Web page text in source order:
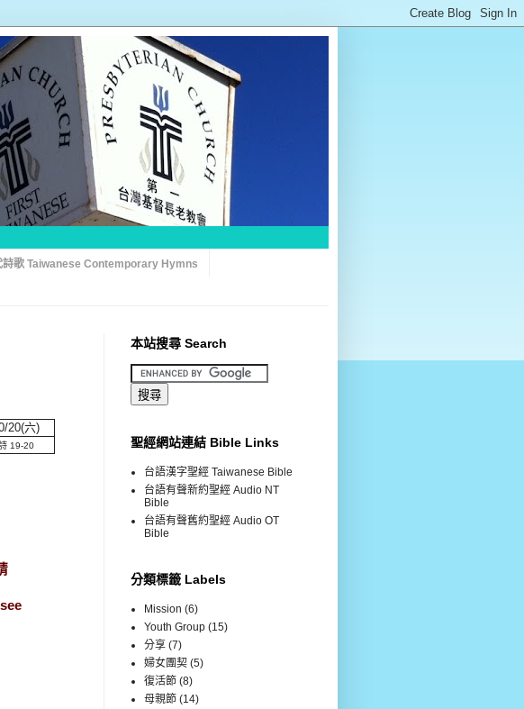
詩歌 Taiwanese Contemporary Hymns
20(六)
19-20
本站搜尋 Search
聖經網站連結 Bible Links
台語漢字聖經 Taiwanese Bible
台語有聲新約聖經 Audio NT
Bible
台語有聲舊約聖經 Audio OT
Bible
分類標籤 Labels
Mission (6)
Youth Group (15)
分享 (7)
婦女團契 (5)
復活節 (8)
母親節 (14)